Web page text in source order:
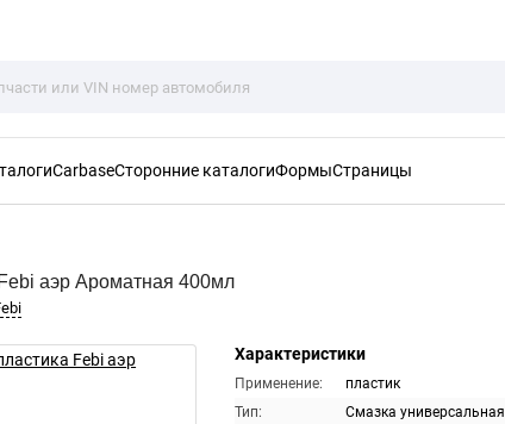
CarbaseСторонние каталогиФормыСтраницы
аэр Ароматная 400мл
Характеристики
Применение:
пластик
Тип:
Смазка универсальная